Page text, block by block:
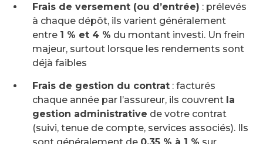
Frais de versement (ou d’entrée) : prélevés
à chaque dépôt, ils varient généralement
entre 1 % et 4 % du montant investi. Un frein
majeur, surtout lorsque les rendements sont
déjà faibles
Frais de gestion du contrat : facturés
chaque année par l’assureur, ils couvrent la
gestion administrative de votre contrat
(suivi, tenue de compte, services associés). Ils